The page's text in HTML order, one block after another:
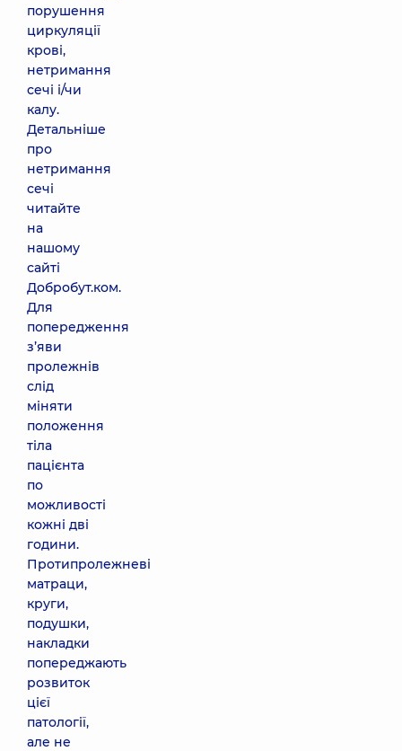
порушення
циркуляції
крові,
нетримання
сечі і/чи
калу.
Детальніше
про
нетримання
сечі
читайте
на
нашому
сайті
Добробут.ком.
Для
попередження
з’яви
пролежнів
слід
міняти
положення
тіла
пацієнта
по
можливості
кожні дві
години.
Протипролежневі
матраци,
круги,
подушки,
накладки
попереджають
розвиток
цієї
патології,
але не